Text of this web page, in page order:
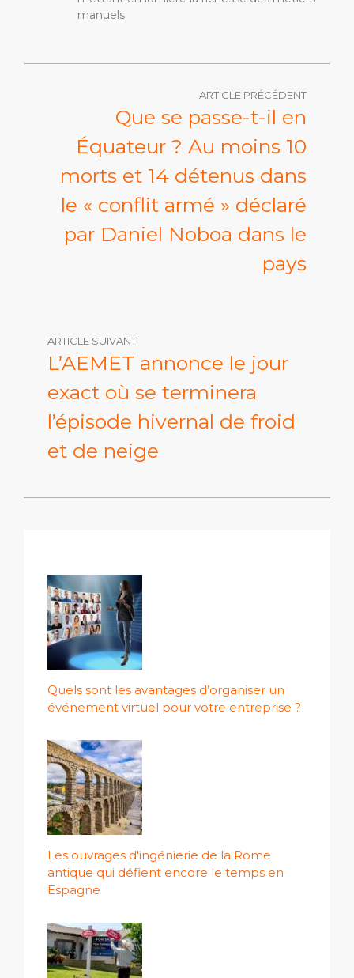
manuels.
ARTICLE PRÉCÉDENT
Que se passe-t-il en
Équateur ? Au moins 10
morts et 14 détenus dans
le « conflit armé » déclaré
par Daniel Noboa dans le
pays
ARTICLE SUIVANT
L’AEMET annonce le jour
exact où se terminera
l’épisode hivernal de froid
et de neige
Quels sont les avantages d’organiser un
événement virtuel pour votre entreprise ?
Les ouvrages d'ingénierie de la Rome
antique qui défient encore le temps en
Espagne